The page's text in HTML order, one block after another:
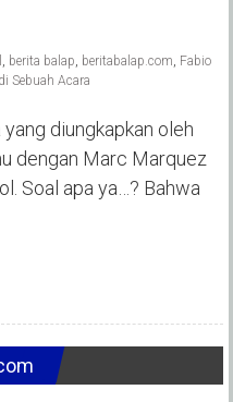
berita balap beritabalap.com Fabio
Sebuah Acara
diungkapkan oleh
dengan Marc Marquez
Soal apa ya…? Bahwa